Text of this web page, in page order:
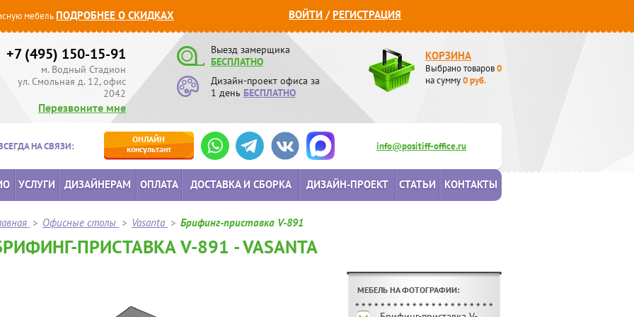
мебельПОДРОБНЕЕ О СКИДКАХ ВОЙТИ /РЕГИСТРАЦИЯ
+7 (495) 150-15-91
м. Водный Стадион
ул. Смольная д. 12, офис
2042
Перезвоните мне
Выезд замерщика
БЕСПЛАТНО
Дизайн-проект офиса за
1 день БЕСПЛАТНО
КОРЗИНА
Выбрано товаров0
на сумму0руб.
НА СВЯЗИ:
ОНЛАЙН
консультант
info@positiff-office.ru
УСЛУГИ ДИЗАЙНЕРАМ ОПЛАТА ДОСТАВКА И СБОРКА ДИЗАЙН-ПРОЕКТ СТАТЬИ КОНТАКТЫ
> Офисные столы > Vasanta > Брифинг-приставка V-891
ПРИСТАВКА V-891 - VASANTA
МЕБЕЛЬ НА ФОТОГРАФИИ: